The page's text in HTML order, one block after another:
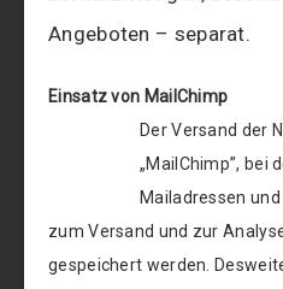
Angeboten – separat.
Einsatz von MailChimp
Der Versand der
„MailChimp”, bei
Mailadressen
zum Versand und zur
gespeichert werden.